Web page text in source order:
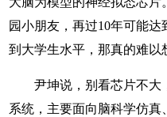
园小朋友，再过10年可能
到大学生水平，那真的难以
尹坤说，别看芯片不大
系统，主要面向脑科学仿真